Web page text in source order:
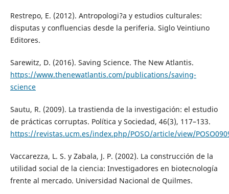
Restrepo, E. (2012). Antropologi?a y estudios culturales:
disputas y confluencias desde la periferia. Siglo Veintiuno
Editores.
Sarewitz, D. (2016). Saving Science. The New Atlantis.
https://www.thenewatlantis.com/publications/saving-
science
Sautu, R. (2009). La trastienda de la investigación: el estudio
de prácticas corruptas. Política y Sociedad, 46(3), 117–133.
https://revistas.ucm.es/index.php/POSO/article/view/
Vaccarezza, L. S. y Zabala, J. P. (2002). La construcción de la
utilidad social de la ciencia: Investigadores en biotecnología
frente al mercado. Universidad Nacional de Quilmes.